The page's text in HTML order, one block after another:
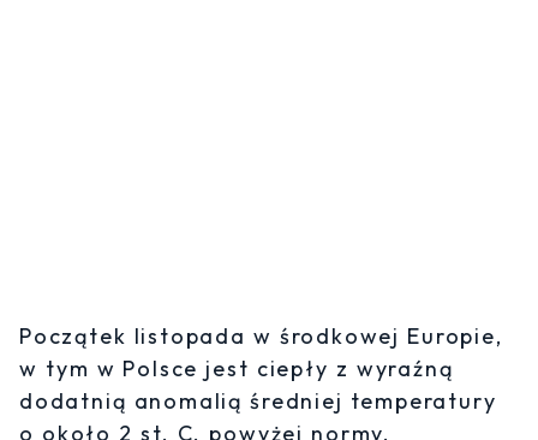
Początek listopada w środkowej Europie,
w tym w Polsce jest ciepły z wyraźną
dodatnią anomalią średniej temperatury
o około 2 st. C. powyżej normy.